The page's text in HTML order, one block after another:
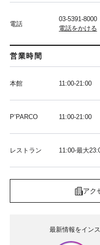
電話
03-5391-8000
電話をかける
営業時間
本館 11:00-21:00
P’PARCO 11:00-21:00
レストラン 11:00-最大
アク
最新情報をイン